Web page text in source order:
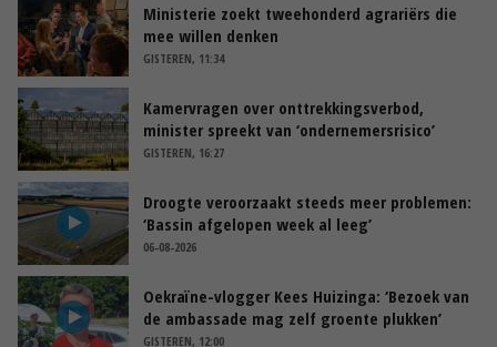
Ministerie zoekt tweehonderd agrariërs die
mee willen denken
GISTEREN, 11:34
Kamervragen over onttrekkingsverbod,
minister spreekt van ‘ondernemersrisico’
GISTEREN, 16:27
Droogte veroorzaakt steeds meer problemen:
‘Bassin afgelopen week al leeg’
06-08-2026
Oekraïne-vlogger Kees Huizinga: ‘Bezoek van
de ambassade mag zelf groente plukken’
GISTEREN, 12:00